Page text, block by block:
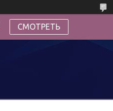
СМОТРЕТЬ